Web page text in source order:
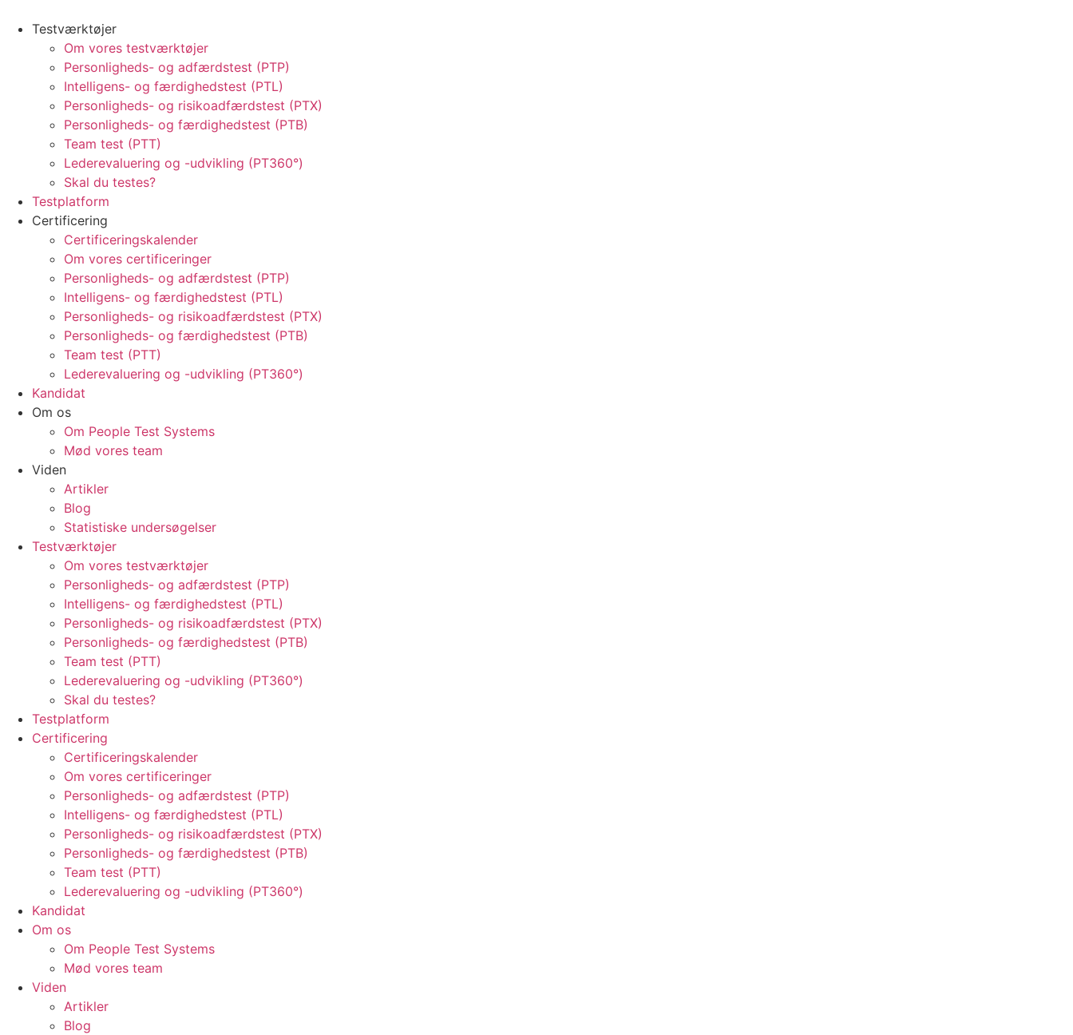
Testværktøjer
Om vores testværktøjer
Personligheds- og adfærdstest (PTP)
Intelligens- og færdighedstest (PTL)
Personligheds- og risikoadfærdstest (PTX)
Personligheds- og færdighedstest (PTB)
Team test (PTT)
Lederevaluering og -udvikling (PT360°)
Skal du testes?
Testplatform
Certificering
Certificeringskalender
Om vores certificeringer
Personligheds- og adfærdstest (PTP)
Intelligens- og færdighedstest (PTL)
Personligheds- og risikoadfærdstest (PTX)
Personligheds- og færdighedstest (PTB)
Team test (PTT)
Lederevaluering og -udvikling (PT360°)
Kandidat
Om os
Om People Test Systems
Mød vores team
Viden
Artikler
Blog
Statistiske undersøgelser
Testværktøjer
Om vores testværktøjer
Personligheds- og adfærdstest (PTP)
Intelligens- og færdighedstest (PTL)
Personligheds- og risikoadfærdstest (PTX)
Personligheds- og færdighedstest (PTB)
Team test (PTT)
Lederevaluering og -udvikling (PT360°)
Skal du testes?
Testplatform
Certificering
Certificeringskalender
Om vores certificeringer
Personligheds- og adfærdstest (PTP)
Intelligens- og færdighedstest (PTL)
Personligheds- og risikoadfærdstest (PTX)
Personligheds- og færdighedstest (PTB)
Team test (PTT)
Lederevaluering og -udvikling (PT360°)
Kandidat
Om os
Om People Test Systems
Mød vores team
Viden
Artikler
Blog